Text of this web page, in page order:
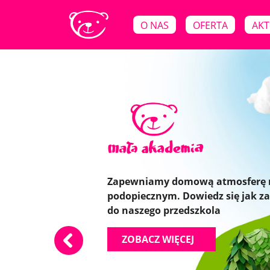
O NAS OFERTA
Zapraszamy do naszego
językowo-artystycznym.
kreatywność Twojego dziecka
ZOBACZ WIĘCEJ
Zapewniamy domową atmosferę
podopiecznym. Dowiedz się jak
do naszego przedszkola
ZOBACZ WIĘCEJ
Sprawdź naszą edukacyjną
możliwości rozwoju stwarzamy
ZOBACZ WIĘCEJ